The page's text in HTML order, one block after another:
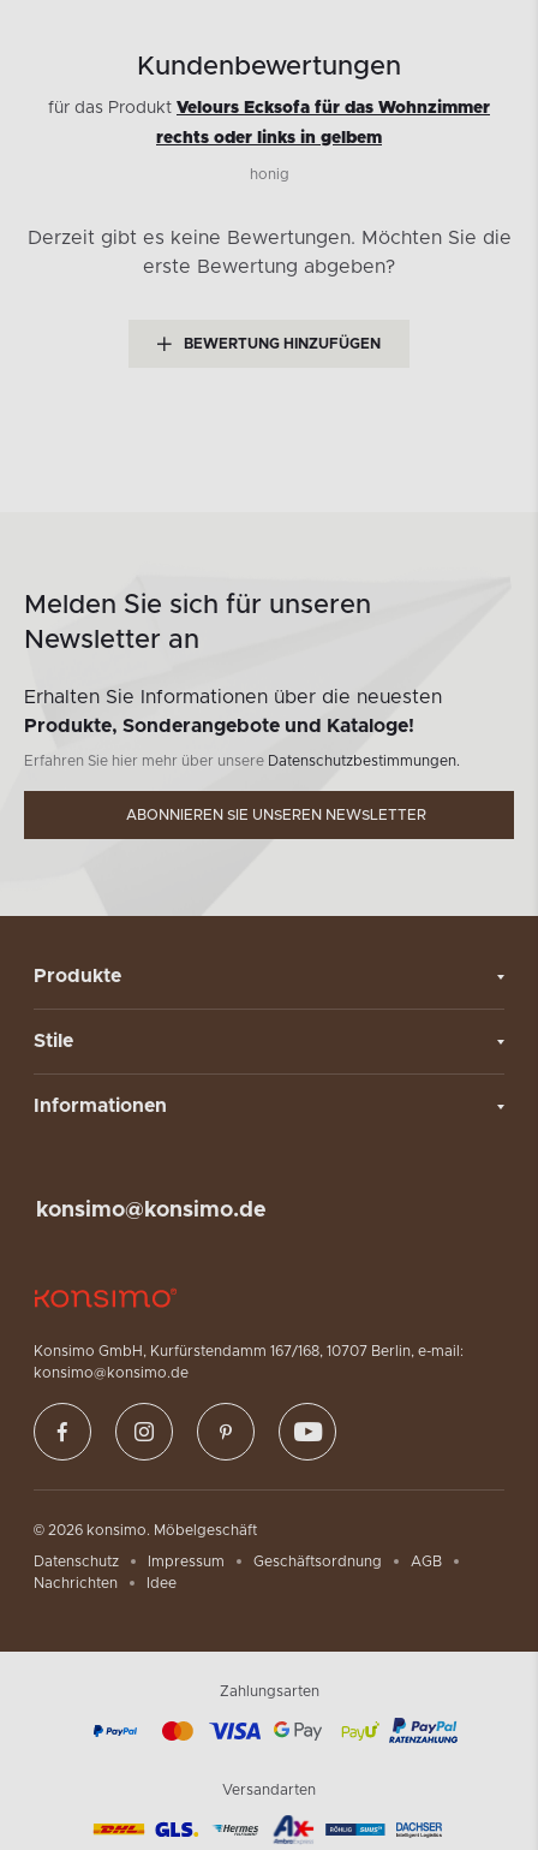
Kundenbewertungen
für das Produkt Velours Ecksofa für das Wohnzimmer
rechts oder links in gelbem
honig
Derzeit gibt es keine Bewertungen. Möchten Sie die
erste Bewertung abgeben?
BEWERTUNG HINZUFÜGEN
Melden Sie sich für unseren
Newsletter an
Erhalten Sie Informationen über die neuesten
Produkte, Sonderangebote und Kataloge!
Erfahren Sie hier mehr über unsere Datenschutzbestimmungen.
ABONNIEREN SIE UNSEREN NEWSLETTER
Produkte
Stile
Informationen
Konsimo GmbH, Kurfürstendamm 167/168, 10707 Berlin, e-mail:
konsimo@konsimo.de
konsimo@konsimo.de
© 2026 konsimo. Möbelgeschäft
Datenschutz Impressum Geschäftsordnung
AGB
Nachrichten
Idee
Zahlungsarten
Versandarten